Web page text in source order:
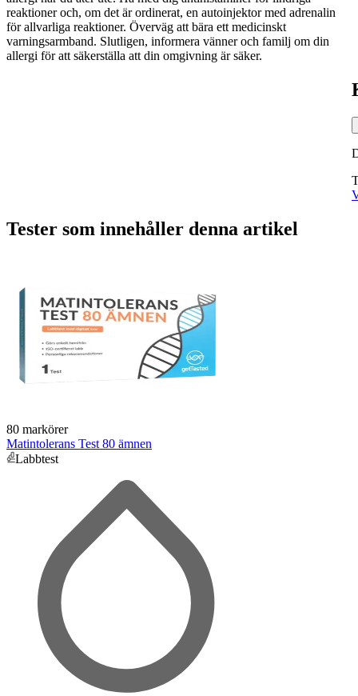
reaktioner och, om det är ordinerat, en autoinjektor med adrenalin
för allvarliga reaktioner. Överväg att bära ett medicinskt
varningsarmband. Slutligen, informera vänner och familj om din
allergi för att säkerställa att din omgivning är säker.
Tester som innehåller denna artikel
80 markörer
Matintolerans Test 80 ämnen
Labbtest